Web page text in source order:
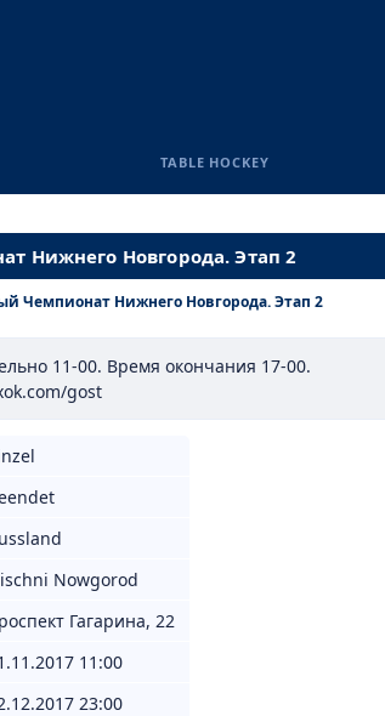
TABLE HOCKEY
Нижнего Новгорода. Этап 2
Чемпионат Нижнего Новгорода. Этап 2
11-00. Время окончания 17-00.
gost
Nowgorod
Гагарина, 22
11:00
23:00